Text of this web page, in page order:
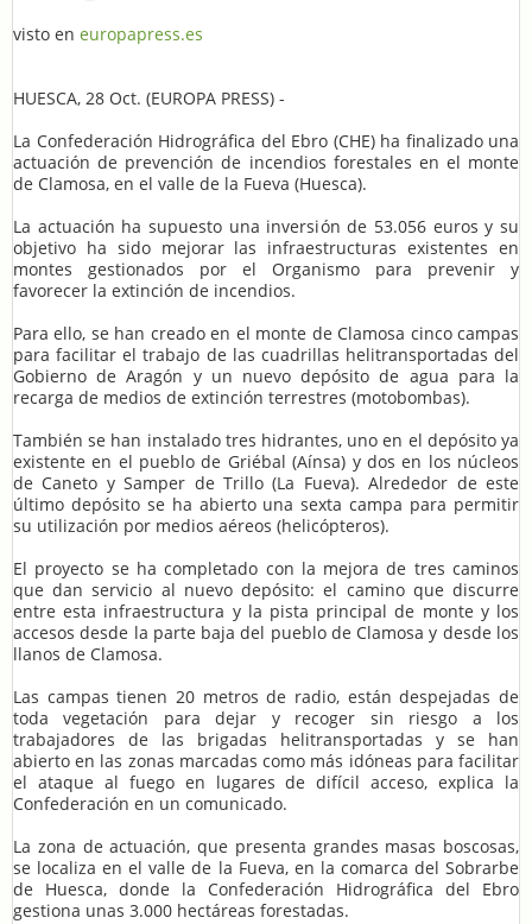
visto en europapress.es
HUESCA, 28 Oct. (EUROPA PRESS) -
La Confederación Hidrográfica del Ebro (CHE) ha finalizado una
actuación de prevención de incendios forestales en el monte
de Clamosa, en el valle de la Fueva (Huesca).
La actuación ha supuesto una inversión de 53.056 euros y su
objetivo ha sido mejorar las infraestructuras existentes en
montes gestionados por el Organismo para prevenir y
favorecer la extinción de incendios.
Para ello, se han creado en el monte de Clamosa cinco campas
para facilitar el trabajo de las cuadrillas helitransportadas del
Gobierno de Aragón y un nuevo depósito de agua para la
recarga de medios de extinción terrestres (motobombas).
También se han instalado tres hidrantes, uno en el depósito ya
existente en el pueblo de Griébal (Aínsa) y dos en los núcleos
de Caneto y Samper de Trillo (La Fueva). Alrededor de este
último depósito se ha abierto una sexta campa para permitir
su utilización por medios aéreos (helicópteros).
El proyecto se ha completado con la mejora de tres caminos
que dan servicio al nuevo depósito: el camino que discurre
entre esta infraestructura y la pista principal de monte y los
accesos desde la parte baja del pueblo de Clamosa y desde los
llanos de Clamosa.
Las campas tienen 20 metros de radio, están despejadas de
toda vegetación para dejar y recoger sin riesgo a los
trabajadores de las brigadas helitransportadas y se han
abierto en las zonas marcadas como más idóneas para facilitar
el ataque al fuego en lugares de difícil acceso, explica la
Confederación en un comunicado.
La zona de actuación, que presenta grandes masas boscosas,
se localiza en el valle de la Fueva, en la comarca del Sobrarbe
de Huesca, donde la Confederación Hidrográfica del Ebro
gestiona unas 3.000 hectáreas forestadas.